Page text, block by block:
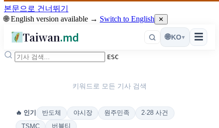
본문으로 건너뛰기
🌐 English version available → Switch to English ✕
Taiwan.md ☰
🌐KO▾
ESC
키워드로 모든 기사 검색
🔥 인기 반도체 야시장 원주민족
2·28 사건
TSMC
버블티